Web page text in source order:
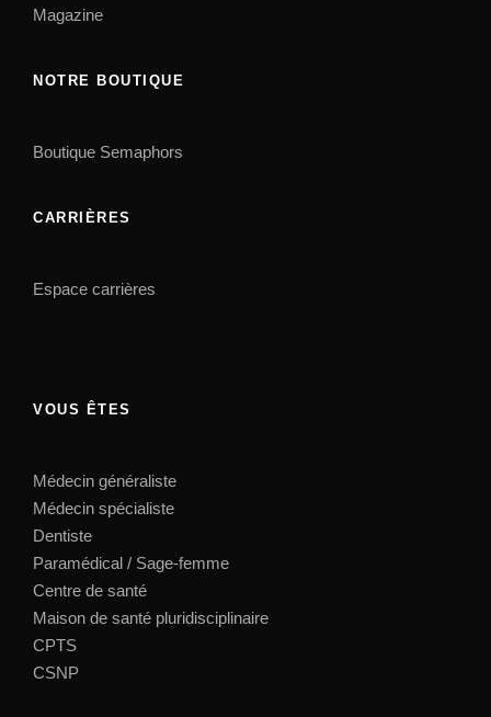
Magazine
NOTRE BOUTIQUE
Boutique Semaphors
CARRIÈRES
Espace carrières
VOUS ÊTES
Médecin généraliste
Médecin spécialiste
Dentiste
Paramédical / Sage-femme
Centre de santé
Maison de santé pluridisciplinaire
CPTS
CSNP